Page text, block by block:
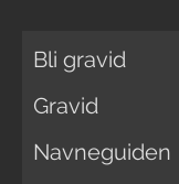
Bli gravid
Gravid
Navneguiden